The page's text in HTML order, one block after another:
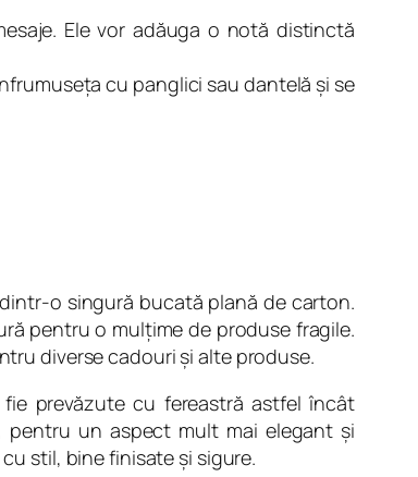
Ele vor adăuga o notă distinctă
cu panglici sau dantelă şi se
o singură bucată plană de carton.
pentru o mulţime de produse fragile.
diverse cadouri şi alte produse.
prevăzute cu fereastră astfel încât
un aspect mult mai elegant şi
stil, bine finisate şi sigure.